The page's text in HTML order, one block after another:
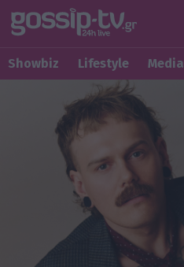
Showbiz Lifestyle Media